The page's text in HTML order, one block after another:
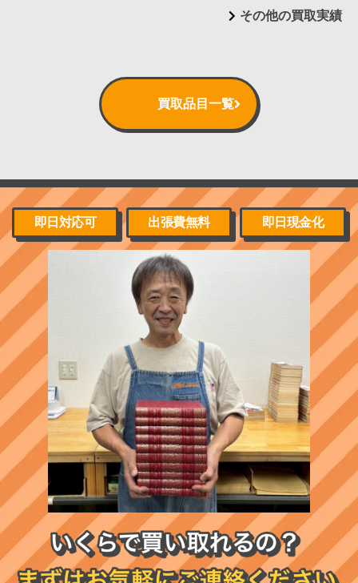
その他の買取実績
買取品目一覧
即日対応可 出張費無料 即日現金化